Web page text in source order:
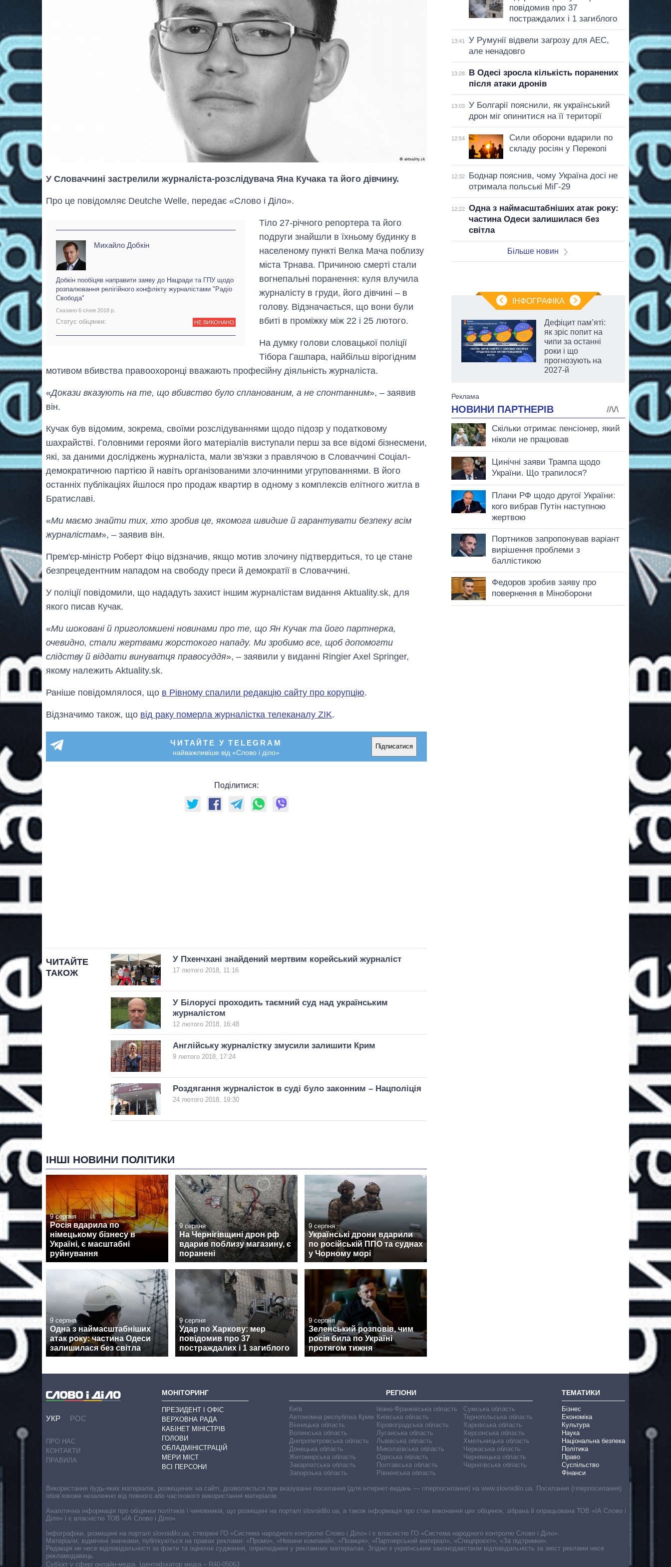
У Словаччині застрелили журналіста-розслідувача Яна Кучака та його дівчину.
Про це повідомляє Deutche Welle, передає «Слово і Діло».
Михайло Добкін
Добкін пообіцяв направити заяву до Нацради та ГПУ щодо
розпалювання релігійного конфлікту журналістами "Радіо
Свобода"
Сказано 6 січня 2018 р.
Статус обіцянки: НЕ ВИКОНАНО
Тіло 27-річного репортера та його
подруги знайшли в їхньому будинку в
населеному пункті Велка Мача поблизу
міста Трнава. Причиною смерті стали
вогнепальні поранення: куля влучила
журналісту в груди, його дівчині – в
голову. Відзначається, що вони були
вбиті в проміжку між 22 і 25 лютого.
На думку голови словацької поліції
Тібора Гашпара, найбільш вірогідним
мотивом вбивства правоохоронці вважають професійну діяльність журналіста.
«Докази вказують на те, що вбивство було спланованим, а не спонтанним», – заявив
він.
Кучак був відомим, зокрема, своїми розслідуваннями щодо підозр у податковому
шахрайстві. Головними героями його матеріалів виступали перш за все відомі бізнесмени,
які, за даними досліджень журналіста, мали зв'язки з правлячою в Словаччині Соціал-
демократичною партією й навіть організованими злочинними угрупованнями. В його
останніх публікаціях йшлося про продаж квартир в одному з комплексів елітного житла в
Братиславі.
«Ми маємо знайти тих, хто зробив це, якомога швидше й гарантувати безпеку всім
журналістам», – заявив він.
Прем'єр-міністр Роберт Фіцо відзначив, якщо мотив злочину підтвердиться, то це стане
безпрецедентним нападом на свободу преси й демократії в Словаччині.
У поліції повідомили, що нададуть захист іншим журналістам видання Aktuality.sk, для
якого писав Кучак.
«Ми шоковані й приголомшені новинами про те, що Ян Кучак та його партнерка,
очевидно, стали жертвами жорстокого нападу. Ми зробимо все, щоб допомогти
слідству й віддати винуватця правосуддя», – заявили у виданні Ringier Axel Springer,
якому належить Aktuality.sk.
Раніше повідомлялося, що в Рівному спалили редакцію сайту про корупцію.
Відзначимо також, що від раку померла журналістка телеканалу ZIK.
ЧИТАЙТЕ У TELEGRAM
найважливіше від «Слово і діло»
Підписатися
Поділитися:
ЧИТАЙТЕ
ТАКОЖ
У Пхенчхані знайдений мертвим корейський журналіст
17 лютого 2018, 11:16
У Білорусі проходить таємний суд над українським
журналістом
12 лютого 2018, 16:48
Англійську журналістку змусили залишити Крим
9 лютого 2018, 17:24
Роздягання журналісток в суді було законним – Нацполіція
24 лютого 2018, 19:30
ІНШІ НОВИНИ ПОЛІТИКИ
9 серпня
Росія вдарила по
німецькому бізнесу в
Україні, є масштабні
руйнування
9 серпня
На Чернігівщині дрон рф
вдарив поблизу магазину, є
поранені
9 серпня
Українські дрони вдарили
по російській ППО та суднах
у Чорному морі
9 серпня
Одна з наймасштабніших
атак року: частина Одеси
залишилася без світла
9 серпня
Удар по Харкову: мер
повідомив про 37
постраждалих і 1 загиблого
9 серпня
Зеленський розповів, чим
росія била по Україні
протягом тижня
повідомив про 37
постраждалих і 1 загиблого
13:41
У Румунії відвели загрозу для АЕС,
але ненадовго
13:28
В Одесі зросла кількість поранених
після атаки дронів
13:03
У Болгарії пояснили, як український
дрон міг опинитися на її території
12:54
Сили оборони вдарили по
складу росіян у Перекопі
12:32
Боднар пояснив, чому Україна досі не
отримала польські МіГ-29
12:22
Одна з наймасштабніших атак року:
частина Одеси залишилася без
світла
Більше новин
ІНФОГРАФІКА
Від 1 місяця – до 5
довго обіймав
СЗР
Дефіцит пам’яті:
як зріс попит на
чипи за останні
роки і що
прогнозують на
2027-й
УКР РОС
ПРО НАС
КОНТАКТИ
ПРАВИЛА
МОНІТОРИНГ
ПРЕЗИДЕНТ І ОФІС
ВЕРХОВНА РАДА
КАБІНЕТ МІНІСТРІВ
ГОЛОВИ
ОБЛАДМІНІСТРАЦІЙ
МЕРИ МІСТ
ВСІ ПЕРСОНИ
РЕГІОНИ
Київ
Автономна республіка Крим
Вінницька область
Волинська область
Дніпропетровська область
Донецька область
Житомирська область
Закарпатська область
Запорізька область
Івано-Франківська область
Київська область
Кіровоградська область
Луганська область
Львівська область
Миколаївська область
Одеська область
Полтавська область
Рівненська область
Сумська область
Тернопільська область
Харківська область
Херсонська область
Хмельницька область
Черкаська область
Чернівецька область
Чернігівська область
ТЕМАТИКИ
Бізнес
Економіка
Культура
Наука
Національна безпека
Політика
Право
Суспільство
Фінанси
Cуб'єкт у сфері онлайн-медіа. Ідентифікатор медіа – R40-05063
Використання будь-яких матеріалів, розміщених на сайті, дозволяється при вказуванні посилання (для інтернет-видань — гіперпосилання) на www.slovoidilo.ua. Посилання (гіперпосилання)
обов’язкове незалежно від повного або часткового використання матеріалів.
Аналітична інформація про обіцянки політиків і чиновників, що розміщені на порталі slovoidilo.ua, а також інформація про стан виконання цих обіцянок, зібрана й опрацьована ТОВ «ІА Слово і
Діло» і є власністю ТОВ «ІА Слово і Діло».
Інфографіки, розміщені на порталі slovoidilo.ua, створені ГО «Система народного контролю Слово і Діло» і є власністю ГО «Система народного контролю Слово і Діло».
Матеріали, відмічені значками, публікуються на правах реклами: «Промо», «Новини компаній», «Позиція», «Партнерський матеріал», «Спецпроєкт», «За підтримки».
Редакція не несе відповідальності за факти та оціночні судження, оприлюднені у рекламних матеріалах. Згідно з українським законодавством відповідальність за зміст реклами несе
рекламодавець.